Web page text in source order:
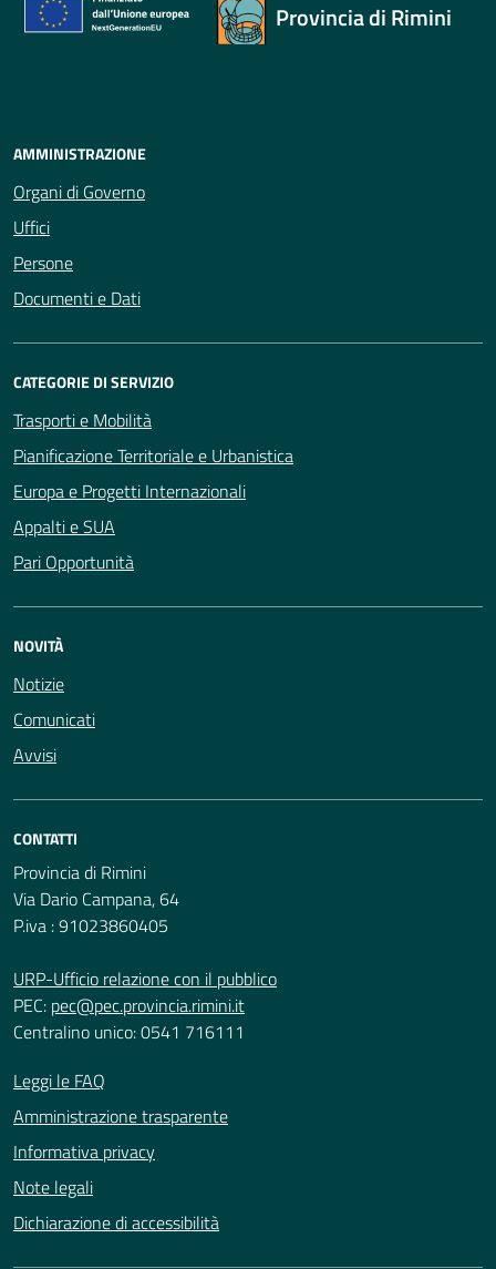
Provincia di Rimini
AMMINISTRAZIONE
Organi di Governo
Uffici
Persone
Documenti e Dati
CATEGORIE DI SERVIZIO
Trasporti e Mobilità
Pianificazione Territoriale e Urbanistica
Europa e Progetti Internazionali
Appalti e SUA
Pari Opportunità
NOVITÀ
Notizie
Comunicati
Avvisi
CONTATTI
Provincia di Rimini
Via Dario Campana, 64
P.iva : 91023860405
URP-Ufficio relazione con il pubblico
PEC: pec@pec.provincia.rimini.it
Centralino unico: 0541 716111
Leggi le FAQ
Amministrazione trasparente
Informativa privacy
Note legali
Dichiarazione di accessibilità